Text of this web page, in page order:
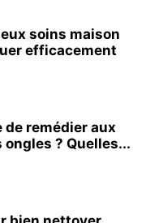
soins maison
efficacement
remédier aux
? Quelles...